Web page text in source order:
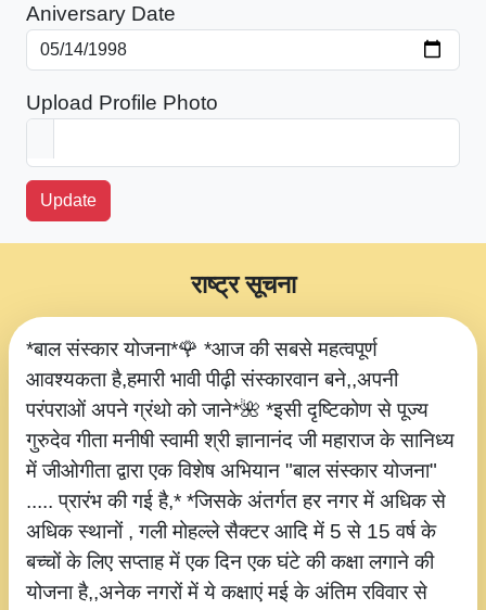
Aniversary Date
Upload Profile Photo
Update
*बाल संस्कार योजना*🌹 *आज की सबसे महत्वपूर्ण
आवश्यकता है,हमारी भावी पीढ़ी संस्कारवान बने,,अपनी
परंपराओं अपने ग्रंथो को जाने*🌺 *इसी दृष्टिकोण से पूज्य
गुरुदेव गीता मनीषी स्वामी श्री ज्ञानानंद जी महाराज के सानिध्य
में जीओगीता द्वारा एक विशेष अभियान "बाल संस्कार योजना"
..... प्रारंभ की गई है,* *जिसके अंतर्गत हर नगर में अधिक से
अधिक स्थानों , गली मोहल्ले सैक्टर आदि में 5 से 15 वर्ष के
बच्चों के लिए सप्ताह में एक दिन एक घंटे की कक्षा लगाने की
योजना है,,अनेक नगरों में ये कक्षाएं मई के अंतिम रविवार से
राष्ट्र सूचना